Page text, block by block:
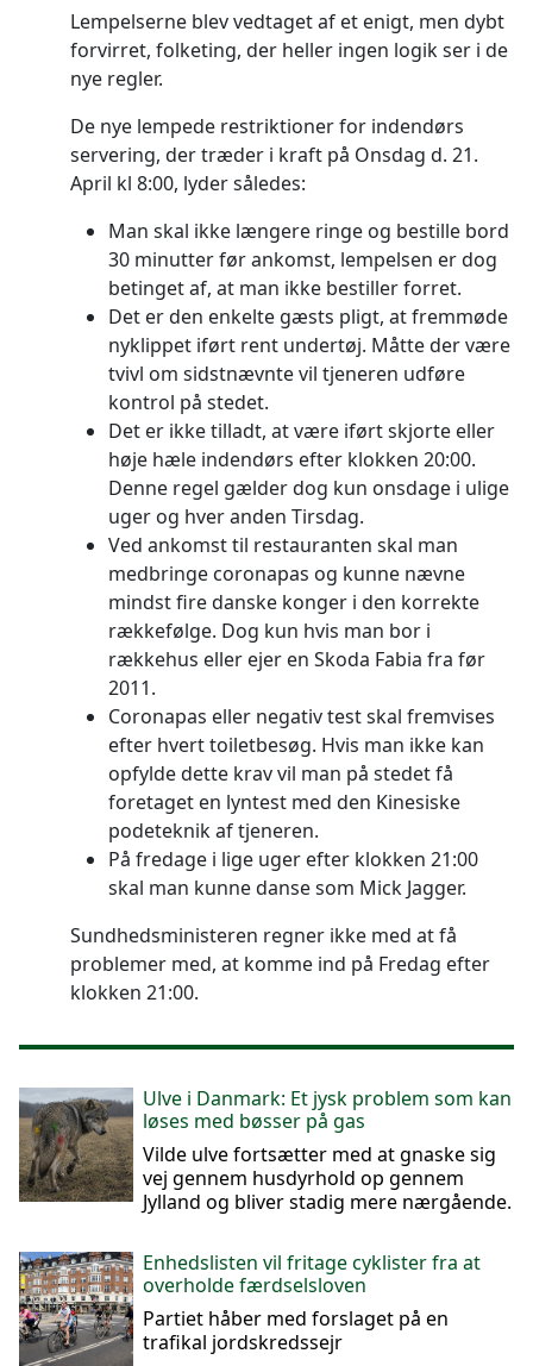
Lempelserne blev vedtaget af et enigt, men dybt
forvirret, folketing, der heller ingen logik ser i de
nye regler.
De nye lempede restriktioner for indendørs
servering, der træder i kraft på Onsdag d. 21.
April kl 8:00, lyder således:
Man skal ikke længere ringe og bestille bord
30 minutter før ankomst, lempelsen er dog
betinget af, at man ikke bestiller forret.
Det er den enkelte gæsts pligt, at fremmøde
nyklippet iført rent undertøj. Måtte der være
tvivl om sidstnævnte vil tjeneren udføre
kontrol på stedet.
Det er ikke tilladt, at være iført skjorte eller
høje hæle indendørs efter klokken 20:00.
Denne regel gælder dog kun onsdage i ulige
uger og hver anden Tirsdag.
Ved ankomst til restauranten skal man
medbringe coronapas og kunne nævne
mindst fire danske konger i den korrekte
rækkefølge. Dog kun hvis man bor i
rækkehus eller ejer en Skoda Fabia fra før
2011.
Coronapas eller negativ test skal fremvises
efter hvert toiletbesøg. Hvis man ikke kan
opfylde dette krav vil man på stedet få
foretaget en lyntest med den Kinesiske
podeteknik af tjeneren.
På fredage i lige uger efter klokken 21:00
skal man kunne danse som Mick Jagger.
Sundhedsministeren regner ikke med at få
problemer med, at komme ind på Fredag efter
klokken 21:00.
Ulve i Danmark: Et jysk problem som kan
løses med bøsser på gas
Vilde ulve fortsætter med at gnaske sig
vej gennem husdyrhold op gennem
Jylland og bliver stadig mere nærgående.
Enhedslisten vil fritage cyklister fra at
overholde færdselsloven
Partiet håber med forslaget på en
trafikal jordskredssejr